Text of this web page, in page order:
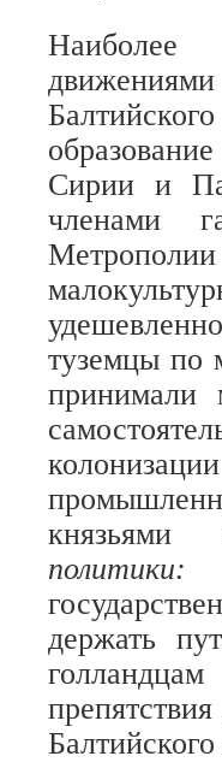
Наиболее
Сирии и
членами
туземцы по
принимали
держать